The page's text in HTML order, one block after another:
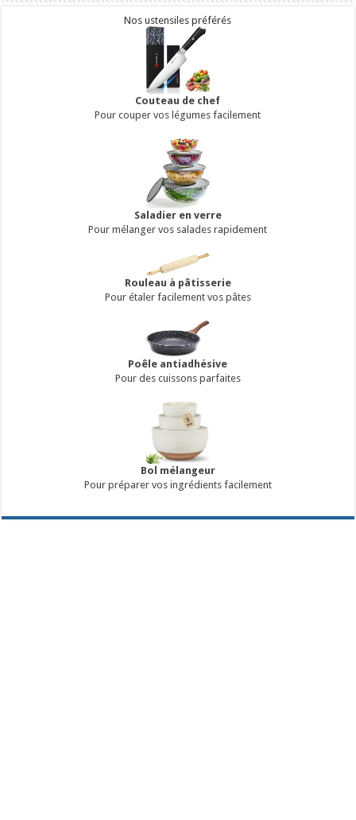
Nos ustensiles préférés
Couteau de chef
Pour couper vos légumes facilement
Saladier en verre
Pour mélanger vos salades rapidement
Rouleau à pâtisserie
Pour étaler facilement vos pâtes
Poêle antiadhésive
Pour des cuissons parfaites
Bol mélangeur
Pour préparer vos ingrédients facilement